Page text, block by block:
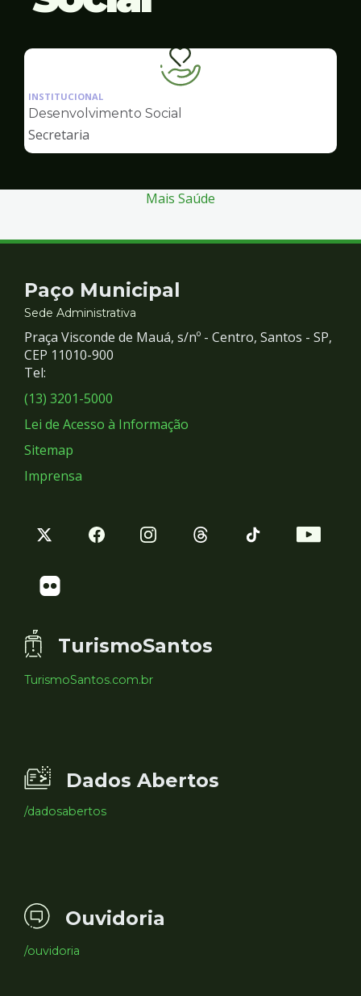
Ilustração
da
pagina
INSTITUCIONAL
Desenvolvimento Social
Secretaria
Mais Saúde
Contato
e
Redes
Sociais
Paço Municipal
Sede Administrativa
Praça Visconde de Mauá, s/nº - Centro, Santos - SP,
CEP 11010-900
Tel:
(13) 3201-5000
Lei de Acesso à Informação
Sitemap
Imprensa
TurismoSantos
TurismoSantos.com.br
Dados Abertos
/dadosabertos
Ouvidoria
/ouvidoria